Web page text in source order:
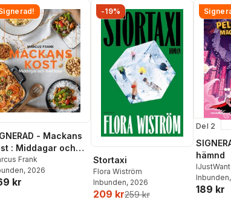
- Mackans
: Middagar och
Frank
, 2026
kr
-19%
Stortaxi
Flora Wiström
Inbunden, 2026
209 kr259 kr
Del 2
hämnd
Beer ,
Inbunden
189 kr